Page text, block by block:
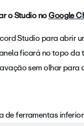
o Studio noGoogle
Studio para abrir
ficará no topo da
sem olhar para
ferramentas